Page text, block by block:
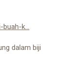
k...
dalam biji